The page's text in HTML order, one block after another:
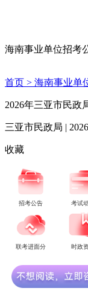
海南事业单位招考
首页 > 海南事业单
2026年三亚市民政
三亚市民政局 |
收藏
招考公告 考试
联考进面分 时政